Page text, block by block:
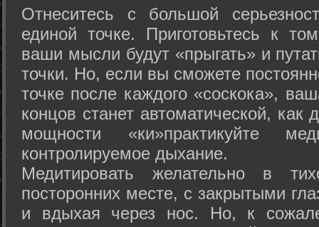
Отнеситесь с большой
единой точке. Приготовьтесь к
ваши мысли будут «прыгать» и
точки. Но, если вы сможете
точке после каждого «соскока»,
концов станет автоматической,
мощности «ки»практикуйте
контролируемое дыхание.
Медитировать желательно в
посторонних месте, с закрытыми
и вдыхая через нос. Но, к